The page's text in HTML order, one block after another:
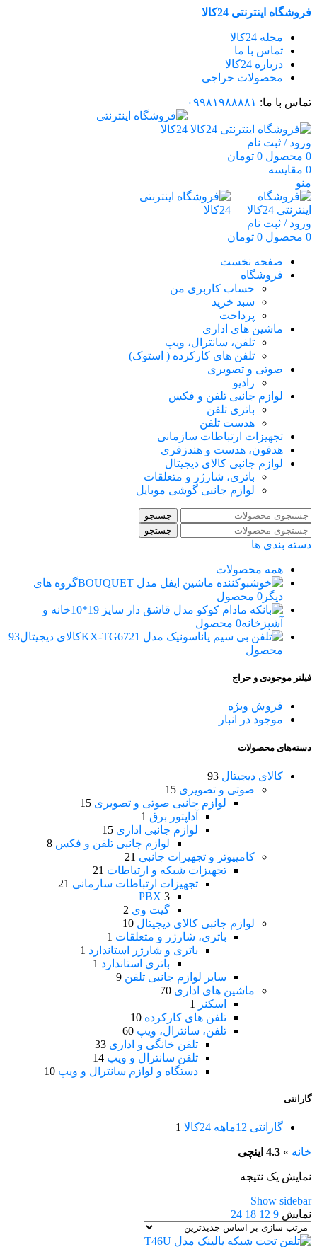
فروشگاه اینترنتی 24کالا
مجله 24کالا
تماس با ما
درباره 24کالا
محصولات حراجی
تماس با ما: ۰۹۹۸۱۹۸۸۸۸۱
ورود / ثبت نام
0 محصول 0 تومان
0 مقایسه
منو
ورود / ثبت نام
0 محصول 0 تومان
صفحه نخست
فروشگاه
حساب کاربری من
سبد خرید
پرداخت
ماشین های اداری
تلفن، سانترال، ویپ
تلفن های کارکرده ( استوک)
صوتی و تصویری
رادیو
لوازم جانبی تلفن و فکس
باتری تلفن
هدست تلفن
تجهیزات ارتباطات سازمانی
هدفون، هدست و هندزفری
لوازم جانبی کالای دیجیتال
باتری، شارژر و متعلقات
لوازم جانبی گوشی موبایل
جستجو
جستجو
دسته بندی ها
همه محصولات
گروه های
دیگر 0 محصول
خانه و
آشپزخانه0 محصول
کالای دیجیتال93
محصول
فیلتر موجودی و حراج
فروش ویژه
موجود در انبار
دسته‌های محصولات
کالای دیجیتال 93
صوتی و تصویری 15
لوازم جانبی صوتی و تصویری 15
آداپتور برق 1
لوازم جانبی اداری 15
لوازم جانبی تلفن و فکس 8
کامپیوتر و تجهیزات جانبی 21
تجهیزات شبکه و ارتباطات 21
تجهیزات ارتباطات سازمانی 21
PBX 3
گیت وی 2
لوازم جانبی کالای دیجیتال 10
باتری، شارژر و متعلقات 1
باتری و شارژر استاندارد 1
باتری استاندارد 1
سایر لوازم جانبی تلفن 9
ماشین های اداری 70
اسکنر
1
تلفن های کارکرده 10
تلفن، سانترال، ویپ 60
تلفن خانگی و اداری 33
تلفن سانترال و ویپ 14
دستگاه و لوازم سانترال و ویپ 10
گارانتی
گارانتی 12ماهه 24کالا 1
خانه » 4.3 اینچی
نمایش یک نتیجه
Show sidebar
نمایش 9
12
18
24